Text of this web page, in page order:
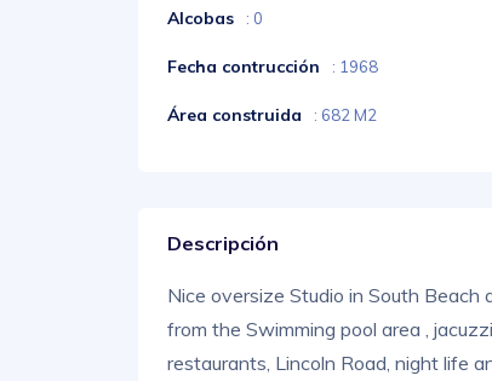
Alcobas : 0
Fecha contrucción : 1968
Área construida : 682 M2
Descripción
Nice oversize Studio in South
from the Swimming pool area ,
restaurants, Lincoln Road, night life